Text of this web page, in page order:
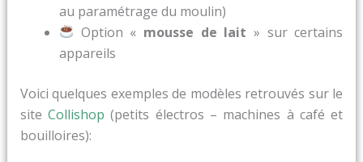
au paramétrage du moulin)
Option « mousse de lait » sur certains
appareils
Voici quelques exemples de modèles retrouvés sur le
site Collishop (petits électros – machines à café et
bouilloires):